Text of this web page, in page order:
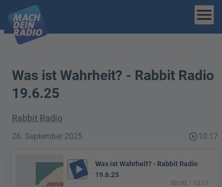
menu
Was ist Wahrheit? - Rabbit Radio
19.6.25
Rabbit Radio
26. September 2025 play_circle_outline10:17
play_arrow
Was ist Wahrheit? - Rabbit Radio
19.6.25
00:00 10:17